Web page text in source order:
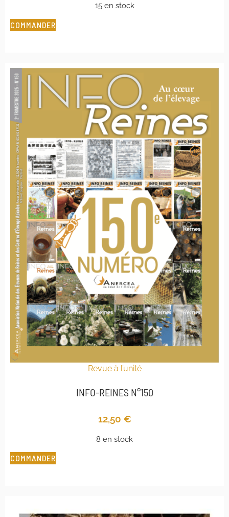
15 en stock
COMMANDER
Revue à l’unité
INFO-REINES N°150
12,50 €
8 en stock
COMMANDER